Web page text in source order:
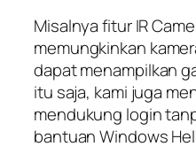
Misalnya fitur IR
memungkinkan
dapat menampilkan
itu saja, kami juga
mendukung login
bantuan Windows